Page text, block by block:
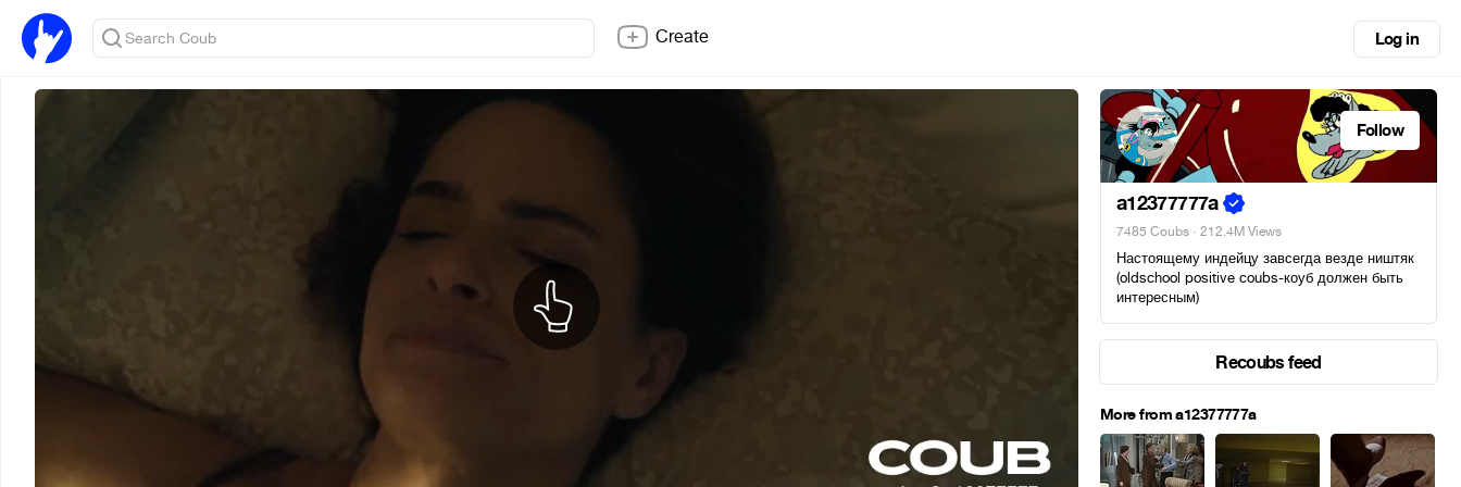
Create Log in
Follow
a12377777a
7485 Coubs · 212.4M Views
Настоящему индейцу завсегда везде ништяк
(oldschool positive coubs-коуб должен быть
интересным)
Recoubs feed
More from a12377777a